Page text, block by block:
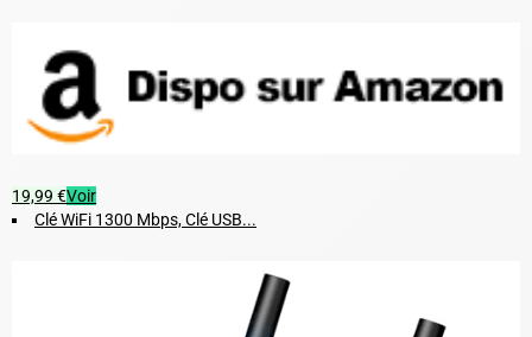
19,99 €Voir
Clé WiFi 1300 Mbps, Clé USB...